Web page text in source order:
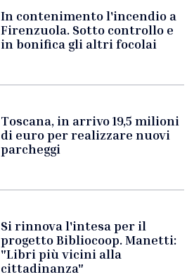
In contenimento l'incendio a
Firenzuola. Sotto controllo e
in bonifica gli altri focolai
Toscana, in arrivo 19,5 milioni
di euro per realizzare nuovi
parcheggi
Si rinnova l'intesa per il
progetto Bibliocoop. Manetti:
"Libri più vicini alla
cittadinanza"